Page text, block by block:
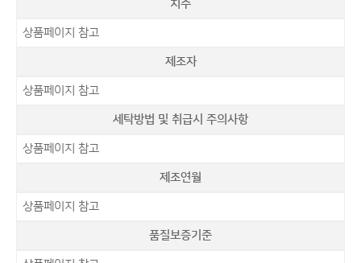
치수
상품페이지 참고
제조자
상품페이지 참고
세탁방법 및 취급시 주의사항
상품페이지 참고
제조연월
상품페이지 참고
품질보증기준